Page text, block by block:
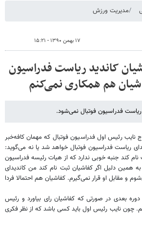
مدیریت ورزش
۱۷ بهمن ۱۳۹۰ - ۱۵:۲۱
کاندید ریاست فدراسیون
هم همکاری نمی‌کنم
ریاست فدراسیون فوتبال نمی‌شود.
نایب رئیس اول فدراسیون فوتبال كه مهمان كافه‌خبر
ریاست فدراسیون فوتبال خواهد شد یا نه می‌گوید:
نام كند جنبه خوبی ندارد كه از هیات رئیسه فدراسیون
دلیل اگر كفاشیان ثبت نام كند من كاندیدای
و مقابل او قرار نمی‌گیرم. كفاشیان هم احتمالا فردا
دوره بعدی در صورتی كه كفاشیان رای بیاورد و رئیس
چون نایب رئیس اول باید كسی باشد كه از نظر فكری